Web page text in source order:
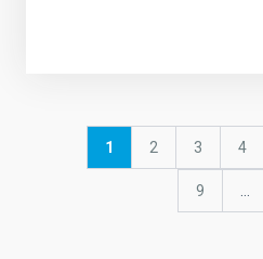
PaginaciónPágina
1 Página
2 Página
3 4
Página
9